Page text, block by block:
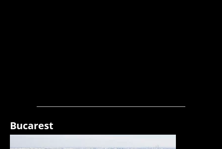
Bucarest